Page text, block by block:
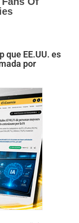
que EE.UU. es
por